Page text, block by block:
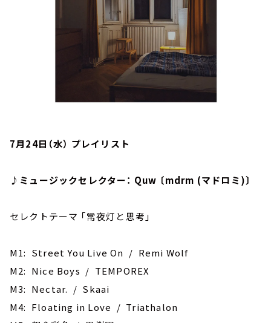
7月24日（水） プレイリスト
♪ミュージックセレクター： Quw 〔mdrm (マドロミ)〕
セレクトテーマ ｢常夜灯と思考｣
M1: Street You Live On / Remi Wolf
M2: Nice Boys / TEMPOREX
M3: Nectar. / Skaai
M4: Floating in Love / Triathalon